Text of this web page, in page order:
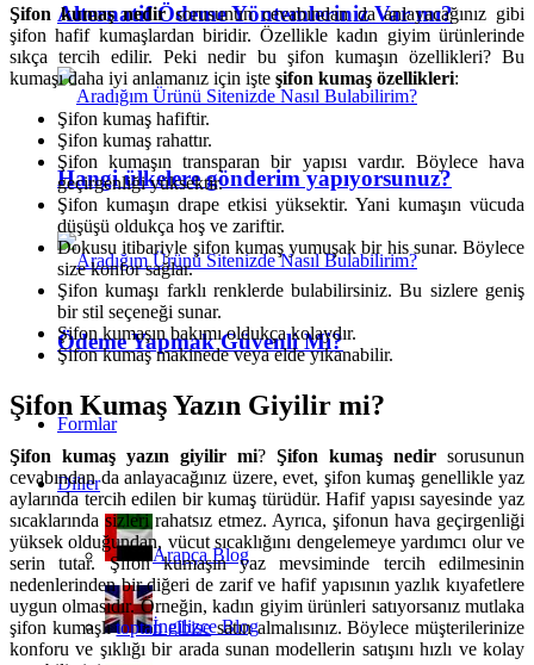
Alternatif Ödeme Yöntemleriniz Var mı?
Hangi ülkelere gönderim yapıyorsunuz?
Ödeme Yapmak Güvenli Mi?
Formlar
Diller
Arapça Blog
İngilizce Blog
Şifon kumaş nedirsorusunun cevabından da anlayacağınız gibi
şifon hafif kumaşlardan biridir. Özellikle kadın giyim ürünlerinde
sıkça tercih edilir. Peki nedir bu şifon kumaşın özellikleri? Bu
kumaşı daha iyi anlamanız için işte şifon kumaş özellikleri:
Şifon kumaş hafiftir.
Şifon kumaş rahattır.
Şifon kumaşın transparan bir yapısı vardır. Böylece hava
geçirgenliği yüksektir.
Şifon kumaşın drape etkisi yüksektir. Yani kumaşın vücuda
düşüşü oldukça hoş ve zariftir.
Dokusu itibariyle şifon kumaş yumuşak bir his sunar. Böylece
size konfor sağlar.
Şifon kumaşı farklı renklerde bulabilirsiniz. Bu sizlere geniş
bir stil seçeneği sunar.
Şifon kumaşın bakımı oldukça kolaydır.
Şifon kumaş makinede veya elde yıkanabilir.
Şifon Kumaş Yazın Giyilir mi?
Şifon kumaş yazın giyilir mi? Şifon kumaş nedir sorusunun
cevabından da anlayacağınız üzere, evet, şifon kumaş genellikle yaz
aylarında tercih edilen bir kumaş türüdür. Hafif yapısı sayesinde yaz
sıcaklarında sizleri rahatsız etmez. Ayrıca, şifonun hava geçirgenliği
yüksek olduğundan, vücut sıcaklığını dengelemeye yardımcı olur ve
serin tutar. Şifon kumaşın yaz mevsiminde tercih edilmesinin
nedenlerinden bir diğeri de zarif ve hafif yapısının yazlık kıyafetlere
uygun olmasıdır. Örneğin, kadın giyim ürünleri satıyorsanız mutlaka
şifon kumaşlıtoptan elbisesatın almalısınız. Böylece müşterilerinize
konforu ve şıklığı bir arada sunan modellerin satışını hızlı ve kolay